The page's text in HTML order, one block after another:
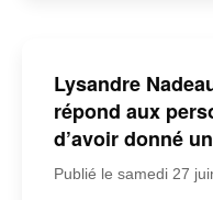
Lysandre
répond aux
d’avoir donné
Publié le samedi 27